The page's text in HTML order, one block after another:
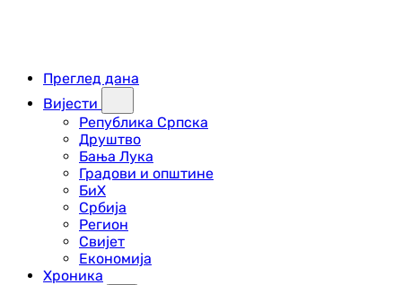
Преглед дана
Вијести
Република Српска
Друштво
Бања Лука
Градови и општине
БиХ
Србија
Регион
Свијет
Економија
Хроника